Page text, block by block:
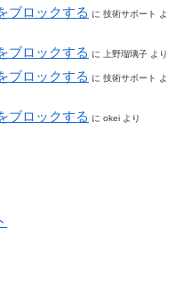
ブロックする に 技術サポート よ
ブロックする に 上野瑠璃子 より
ブロックする に 技術サポート よ
ブロックする に okei より